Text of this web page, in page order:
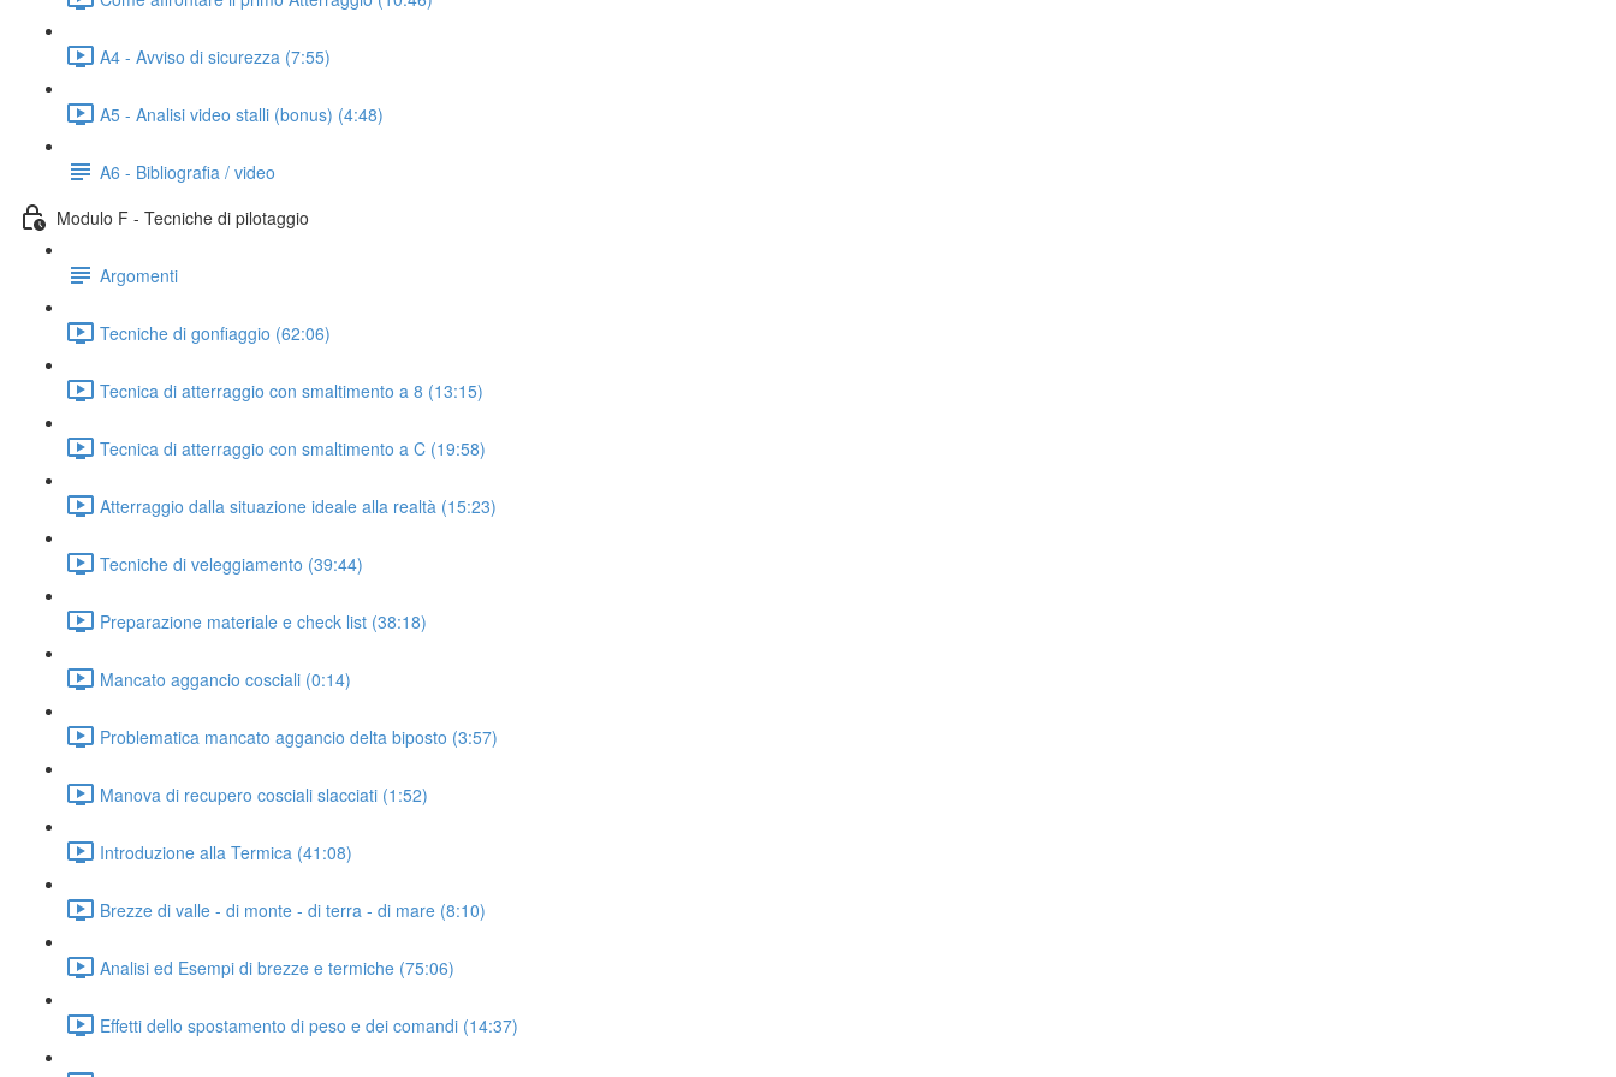
A4 - Avviso di sicurezza (7:55)
A5 - Analisi video stalli (bonus) (4:48)
A6 - Bibliografia / video
Modulo F - Tecniche di pilotaggio
Argomenti
Tecniche di gonfiaggio (62:06)
Tecnica di atterraggio con smaltimento a 8 (13:15)
Tecnica di atterraggio con smaltimento a C (19:58)
Atterraggio dalla situazione ideale alla realtà (15:23)
Tecniche di veleggiamento (39:44)
Preparazione materiale e check list (38:18)
Mancato aggancio cosciali (0:14)
Problematica mancato aggancio delta biposto (3:57)
Manova di recupero cosciali slacciati (1:52)
Introduzione alla Termica (41:08)
Brezze di valle - di monte - di terra - di mare (8:10)
Analisi ed Esempi di brezze e termiche (75:06)
Effetti dello spostamento di peso e dei comandi (14:37)